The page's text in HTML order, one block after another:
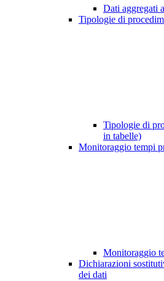
Dati aggregati
Tipologie di
Tipologie di
in tabelle)
Monitoraggio tempi
Monitoraggio
Dichiarazioni
dei dati